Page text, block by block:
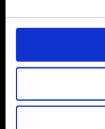
Adress: